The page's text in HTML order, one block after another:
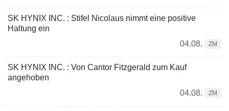
SK HYNIX INC. : Stifel Nicolaus nimmt eine positive
Haltung ein
04.08.
ZM
SK HYNIX INC. : Von Cantor Fitzgerald zum Kauf
angehoben
04.08.
ZM